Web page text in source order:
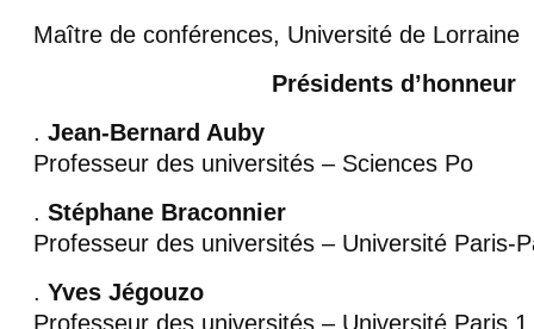
Maître de conférences, Université de Lorraine
Présidents d’honneur
. Jean-Bernard Auby
Professeur des universités – Sciences Po
. Stéphane Braconnier
Professeur des universités – Université Paris-
. Yves Jégouzo
Professeur des universités – Université Paris